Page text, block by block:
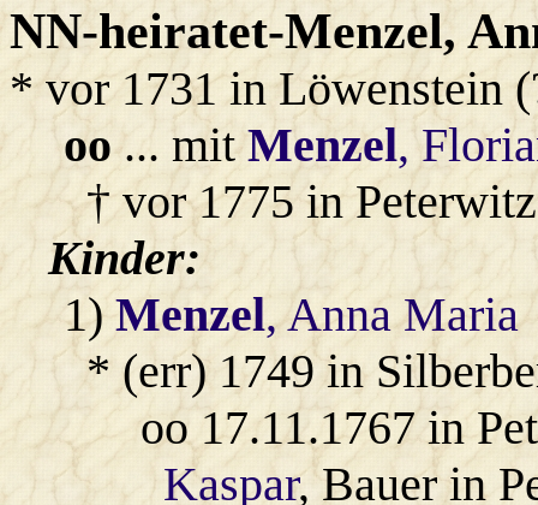
NN-heiratet-Menzel,
* vor 1731 in Löwenstein
oo... mitMenzel,
† vor 1775 in
Kinder:
1)Menzel, Anna Maria
* (err) 1749 in
oo 17.11.1767 in
Kaspar, Bauer in